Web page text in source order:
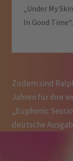
„Under My
In Good Time“.
Zudem sind
Jahren für ihre
„Euphonic
deutsche